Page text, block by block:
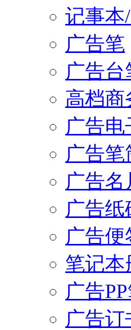
记事本
广告笔
广告台
高档商
广告电
广告笔
广告名
广告纸
广告便
笔记本
广告
广告订